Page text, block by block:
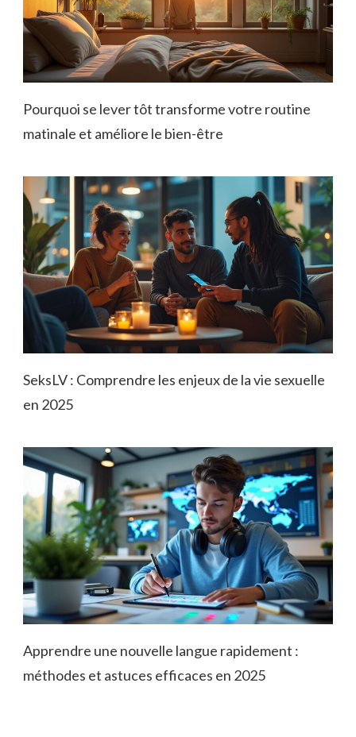
Pourquoi se lever tôt transforme votre routine
matinale et améliore le bien-être
SeksLV : Comprendre les enjeux de la vie sexuelle
en 2025
Apprendre une nouvelle langue rapidement :
méthodes et astuces efficaces en 2025